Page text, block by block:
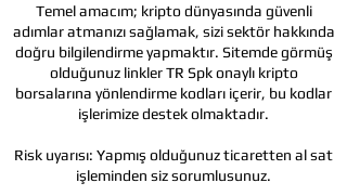
Temel amacım; kripto dünyasında güvenli
adımlar atmanızı sağlamak, sizi sektör hakkında
doğru bilgilendirme yapmaktır. Sitemde görmüş
olduğunuz linkler TR Spk onaylı kripto
borsalarına yönlendirme kodları içerir, bu kodlar
işlerimize destek olmaktadır.
Risk uyarısı: Yapmış olduğunuz ticaretten al sat
işleminden siz sorumlusunuz.